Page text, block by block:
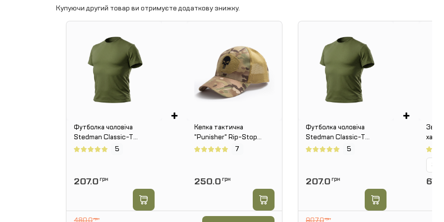
Купуючи другий товар ви отримуєте додаткову знижку.
Футболка чоловіча
Stedman Classic-T
бавовна. Олива
5
207.0 грн
+
Кепка тактична
"Punisher" Rip-Stop
Multicam з сіткою
7
250.0 грн
грн
Футболка чоловіча
Stedman Classic-T
бавовна. Олива
5
207.0 грн
+
СМ-
677.0
грн